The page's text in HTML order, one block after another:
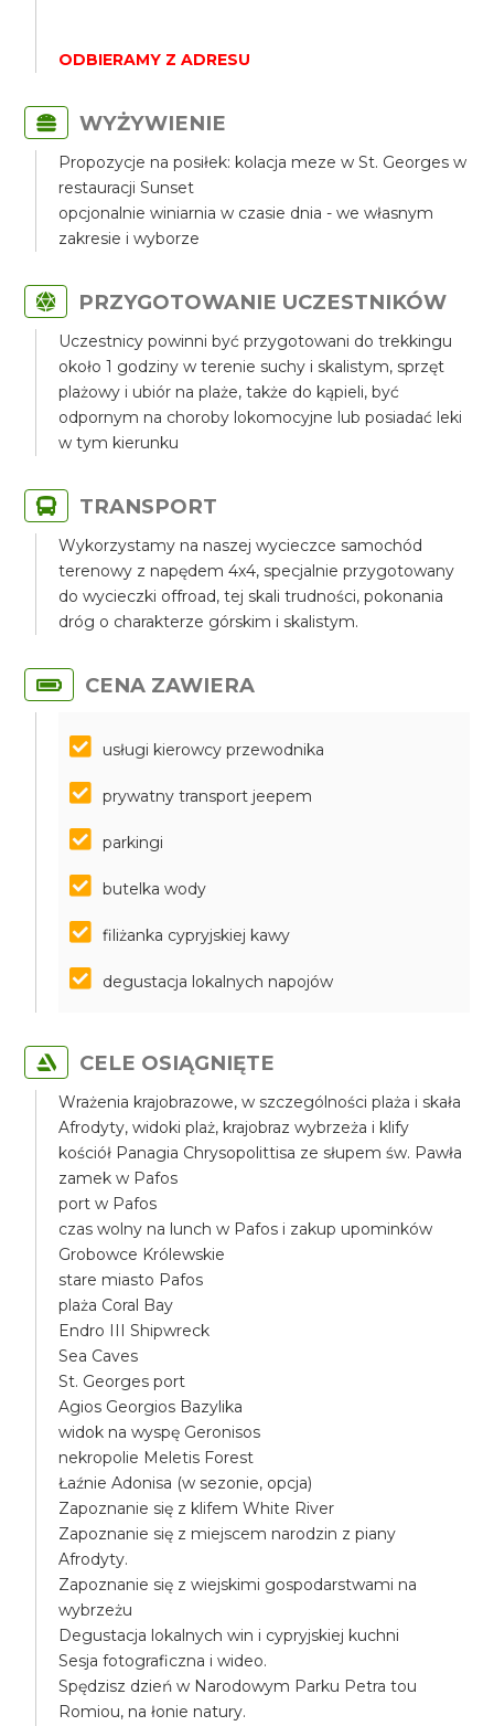
ODBIERAMY Z ADRESU
WYŻYWIENIE
Propozycje na posiłek: kolacja meze w St. Georges w
restauracji Sunset
opcjonalnie winiarnia w czasie dnia - we własnym
zakresie i wyborze
PRZYGOTOWANIE UCZESTNIKÓW
Uczestnicy powinni być przygotowani do trekkingu
około 1 godziny w terenie suchy i skalistym, sprzęt
plażowy i ubiór na plaże, także do kąpieli, być
odpornym na choroby lokomocyjne lub posiadać leki
w tym kierunku
TRANSPORT
Wykorzystamy na naszej wycieczce samochód
terenowy z napędem 4x4, specjalnie przygotowany
do wycieczki offroad, tej skali trudności, pokonania
dróg o charakterze górskim i skalistym.
CENA ZAWIERA
usługi kierowcy przewodnika
prywatny transport jeepem
parkingi
butelka wody
filiżanka cypryjskiej kawy
degustacja lokalnych napojów
CELE OSIĄGNIĘTE
Wrażenia krajobrazowe, w szczególności plaża i skała
Afrodyty, widoki plaż, krajobraz wybrzeża i klify
kościół Panagia Chrysopolittisa ze słupem św. Pawła
zamek w Pafos
port w Pafos
czas wolny na lunch w Pafos i zakup upominków
Grobowce Królewskie
stare miasto Pafos
plaża Coral Bay
Endro III Shipwreck
Sea Caves
St. Georges port
Agios Georgios Bazylika
widok na wyspę Geronisos
nekropolie Meletis Forest
Łaźnie Adonisa (w sezonie, opcja)
Zapoznanie się z klifem White River
Zapoznanie się z miejscem narodzin z piany
Afrodyty.
Zapoznanie się z wiejskimi gospodarstwami na
wybrzeżu
Degustacja lokalnych win i cypryjskiej kuchni
Sesja fotograficzna i wideo.
Spędzisz dzień w Narodowym Parku Petra tou
Romiou, na łonie natury.